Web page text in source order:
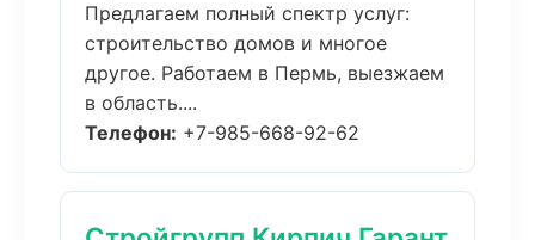
Предлагаем полный спектр услуг:
строительство домов и многое
другое. Работаем в Пермь, выезжаем
в область....
Телефон: +7-985-668-92-62